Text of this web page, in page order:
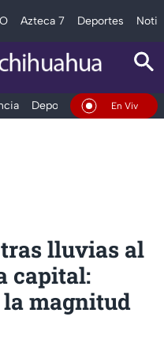
Azteca 7 Deportes
Deportes Espectáculos
En Vivo
lluvias al
capital:
magnitud